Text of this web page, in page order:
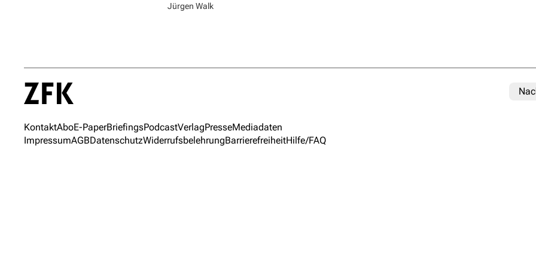
Jürgen Walk
KontaktAboE-PaperBriefingsPodcastVerlagPresseMediadaten
ImpressumAGBDatenschutzWiderrufsbelehrungBarrierefreiheitHilfe/FAQ